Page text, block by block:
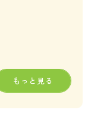
もっと見る